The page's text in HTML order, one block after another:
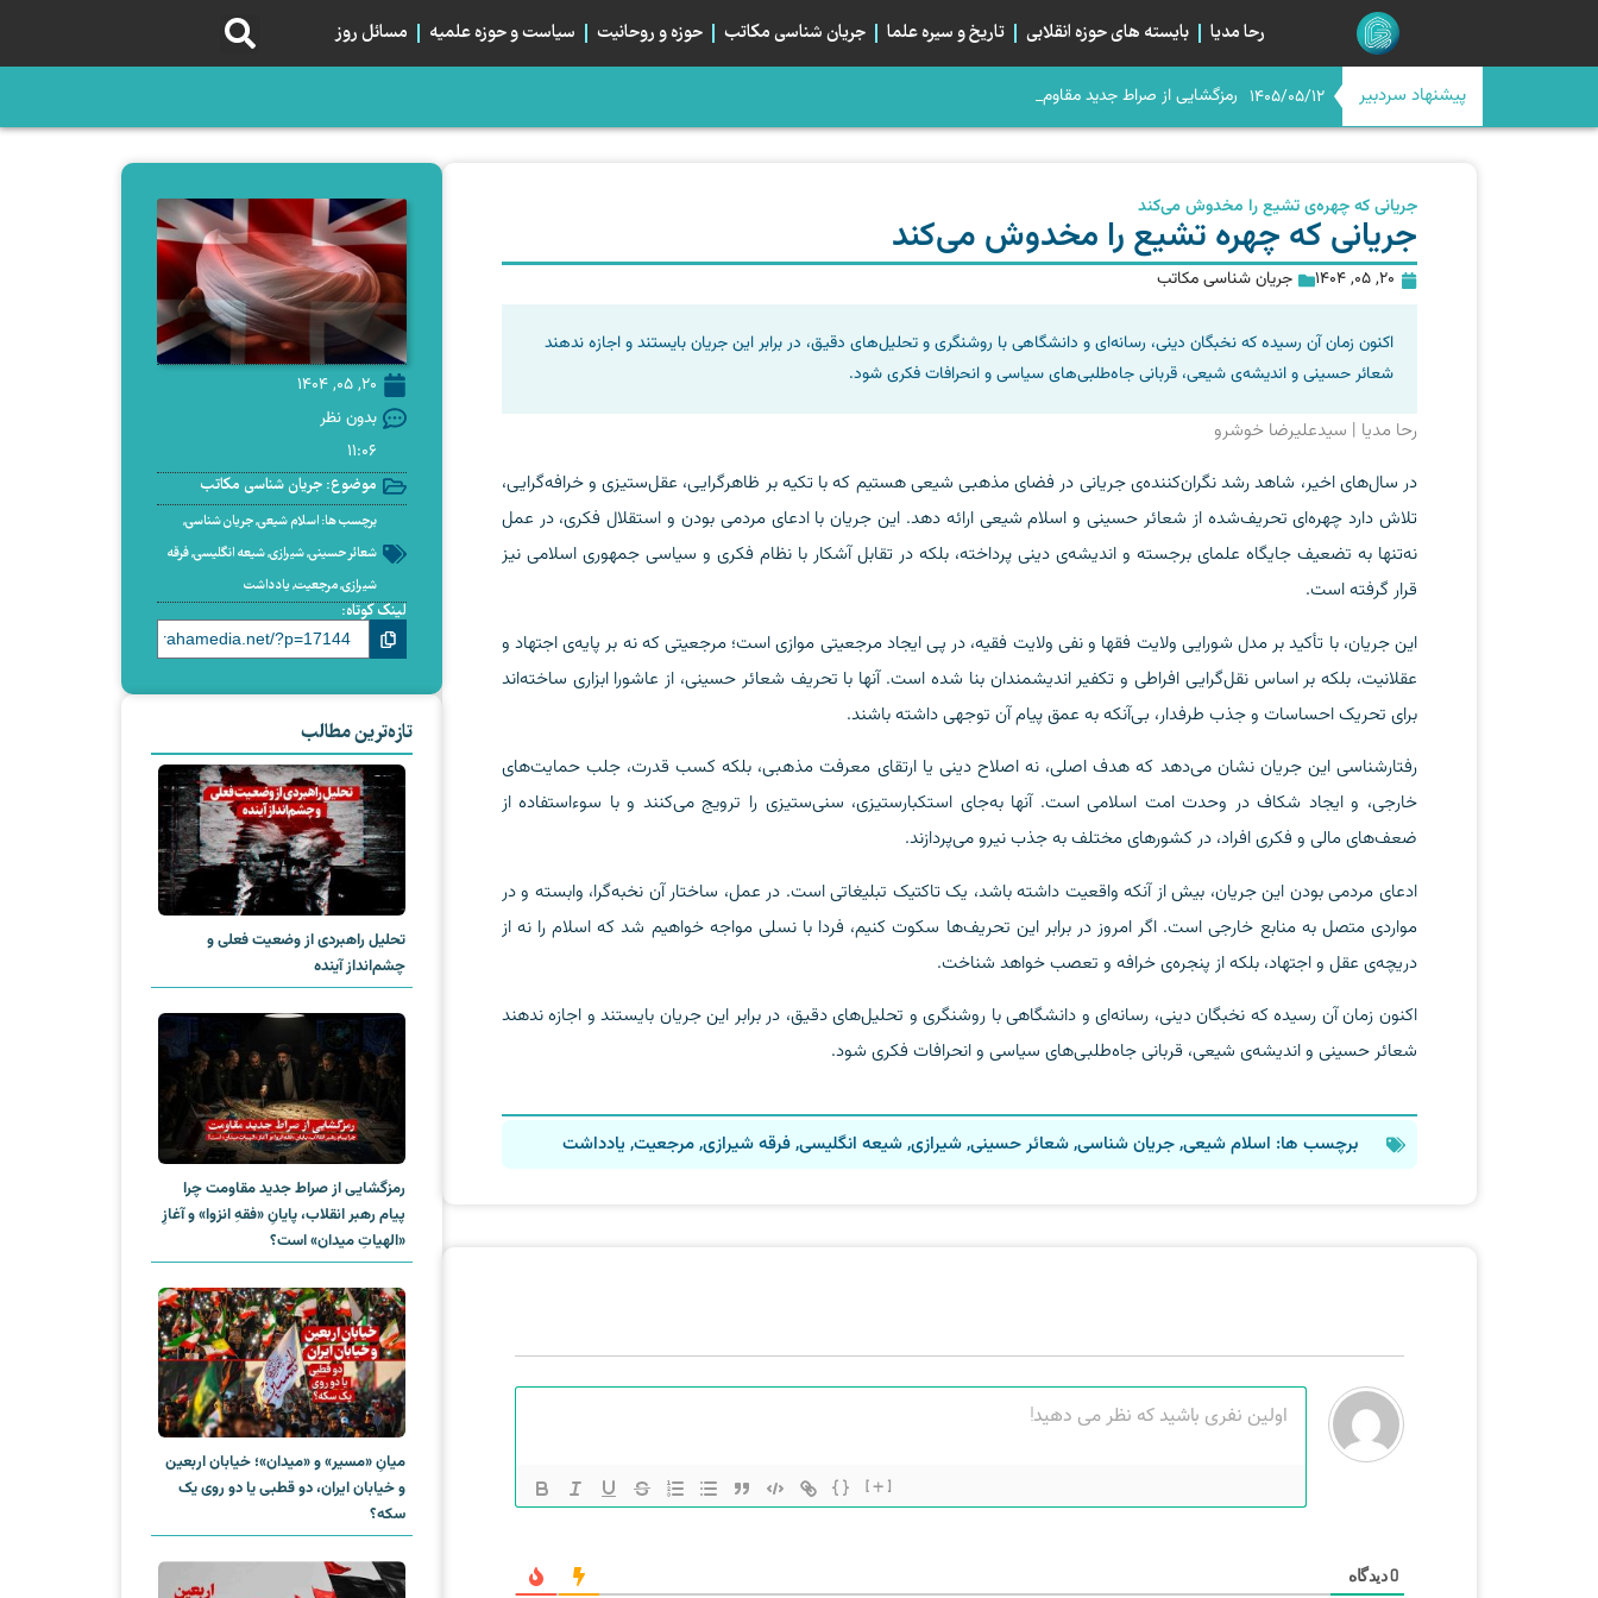
رحا مدیا بایسته های حوزه انقلابی تاریخ و سیره علما جریان شناسی مکاتب حوزه و روحانیت سیاست و حوزه علمیه مسائل روز
پیشنهاد سردبیر 1405/05/12 رمزگشایی از صراط جدید مقاومت چرا پ
میانِ «مسیر» و «میدان»؛ خیابان اربعین و خیابان ایران، دو قطبی یا دو روی یک...
اربعین در آستانه چله چهارم؛ تبلور هم‌بستگی استراتژیک شیعیان
اگر امام حسن(ع) امروز بود، صلح می‌کرد؟
جریانی که چهره‌ی تشیع را مخدوش می‌کند
جریانی که چهره تشیع را مخدوش می‌کند
20, 05, 1404 جریان شناسی مکاتب
اکنون زمان آن رسیده که نخبگان دینی، رسانه‌ای و دانشگاهی با روشنگری و تحلیل‌های دقیق، در برابر این جریان بایستند و اجازه ندهند
شعائر حسینی و اندیشه‌ی شیعی، قربانی جاه‌طلبی‌های سیاسی و انحرافات فکری شود.
رحا مدیا | سیدعلیرضا خوشرو
در سال‌های اخیر، شاهد رشد نگران‌کننده‌ی جریانی در فضای مذهبی شیعی هستیم که با تکیه بر ظاهرگرایی، عقل‌ستیزی و خرافه‌گرایی،
تلاش دارد چهره‌ای تحریف‌شده از شعائر حسینی و اسلام شیعی ارائه دهد. این جریان با ادعای مردمی بودن و استقلال فکری، در عمل
نه‌تنها به تضعیف جایگاه علمای برجسته و اندیشه‌ی دینی پرداخته، بلکه در تقابل آشکار با نظام فکری و سیاسی جمهوری اسلامی نیز
قرار گرفته است.
این جریان، با تأکید بر مدل شورایی ولایت فقها و نفی ولایت فقیه، در پی ایجاد مرجعیتی موازی است؛ مرجعیتی که نه بر پایه‌ی اجتهاد و
عقلانیت، بلکه بر اساس نقل‌گرایی افراطی و تکفیر اندیشمندان بنا شده است. آنها با تحریف شعائر حسینی، از عاشورا ابزاری ساخته‌اند
برای تحریک احساسات و جذب طرفدار، بی‌آنکه به عمق پیام آن توجهی داشته باشند.
رفتارشناسی این جریان نشان می‌دهد که هدف اصلی، نه اصلاح دینی یا ارتقای معرفت مذهبی، بلکه کسب قدرت، جلب حمایت‌های
خارجی، و ایجاد شکاف در وحدت امت اسلامی است. آنها به‌جای استکبارستیزی، سنی‌ستیزی را ترویج می‌کنند و با سوءاستفاده از
ضعف‌های مالی و فکری افراد، در کشورهای مختلف به جذب نیرو می‌پردازند.
ادعای مردمی بودن این جریان، بیش از آنکه واقعیت داشته باشد، یک تاکتیک تبلیغاتی است. در عمل، ساختار آن نخبه‌گرا، وابسته و در
مواردی متصل به منابع خارجی است. اگر امروز در برابر این تحریف‌ها سکوت کنیم، فردا با نسلی مواجه خواهیم شد که اسلام را نه از
دریچه‌ی عقل و اجتهاد، بلکه از پنجره‌ی خرافه و تعصب خواهد شناخت.
اکنون زمان آن رسیده که نخبگان دینی، رسانه‌ای و دانشگاهی با روشنگری و تحلیل‌های دقیق، در برابر این جریان بایستند و اجازه ندهند
شعائر حسینی و اندیشه‌ی شیعی، قربانی جاه‌طلبی‌های سیاسی و انحرافات فکری شود.
برچسب ها: اسلام شیعی,جریان شناسی,شعائر حسینی,شیرازی,شیعه انگلیسی,فرقه شیرازی,مرجعیت, یادداشت
{} [+]
0دیدگاه
20, 05, 1404
بدون نظر
11:06
موضوع: جریان شناسی مکاتب
برچسب ها:اسلام شیعی,جریان شناسی,
شعائر حسینی,شیرازی,شیعه انگلیسی,فرقه
شیرازی,مرجعیت,یادداشت
لینک کوتاه:
تازه‌ترین مطالب
تحلیل راهبردی از وضعیت فعلی و
چشم‌انداز آینده
رمزگشایی از صراط جدید مقاومت چرا
پیام رهبر انقلاب، پایانِ «فقهِ انزوا» و آغازِ
«الهیاتِ میدان» است؟
میانِ «مسیر» و «میدان»؛ خیابان اربعین
و خیابان ایران، دو قطبی یا دو روی یک
سکه؟‌